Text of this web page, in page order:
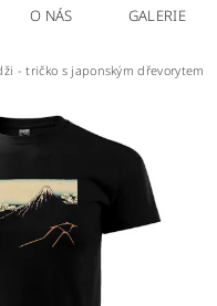
O NÁS GALERIE
- tričko s japonským dřevorytem